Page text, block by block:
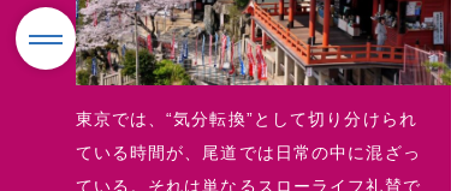
東京では、“気分転換”として切り分けられ
ている時間が、尾道では日常の中に混ざっ
ている。それは単なるスローライフ礼賛で